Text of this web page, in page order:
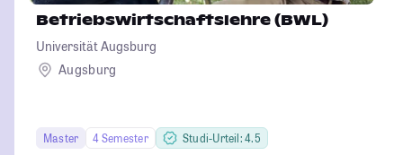
Betriebswirtschaftslehre (BWL)
Universität Augsburg
Augsburg
Master 4 Semester
Studi-Urteil: 4.5